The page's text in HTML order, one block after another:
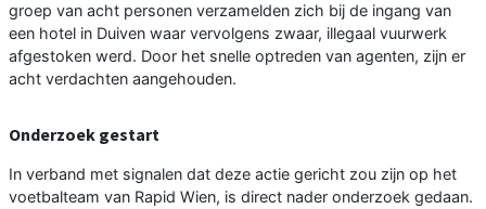
groep van acht personen verzamelden zich bij de ingang van
een hotel in Duiven waar vervolgens zwaar, illegaal vuurwerk
afgestoken werd. Door het snelle optreden van agenten, zijn er
acht verdachten aangehouden.
Onderzoek gestart
In verband met signalen dat deze actie gericht zou zijn op het
voetbalteam van Rapid Wien, is direct nader onderzoek gedaan.